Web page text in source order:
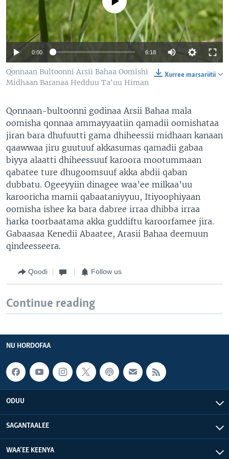
0:00 6:18
Xurree marsariitii
Qonnaan Bultoonni Arsii Bahaa Oomishi
Midhaan Baranaa Hedduu Ta'uu Himan
Qonnaan-bultoonni godinaa Arsii Bahaa mala
oomisha qonnaa ammayyaatiin qamadii oomishataa
jiran bara dhufuutti gama dhiheessii midhaan kanaan
qaawwaa jiru guutuuf akkasumas qamadii gabaa
biyya alaatti dhiheessuuf karoora mootummaan
qabatee ture dhugoomsuuf akka abdii qaban
dubbatu. Ogeeyyiin dinagee waa’ee milkaa’uu
karooricha mamii qabaataniyyuu, Itiyoophiyaan
oomisha ishee ka bara dabree irraa dhibba irraa
harka toorbaatama akka guddiftu karoorfamee jira.
Gabaasaa Kenedii Abaatee, Arasii Bahaa deemuun
qindeesseera.
Qoodi Follow us
Continue reading
NU HORDOFAA
ODUU
SAGANTAALEE
WAA’EE KEENYA